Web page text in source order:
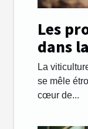
Les
dans
La
se mêle
cœur de...